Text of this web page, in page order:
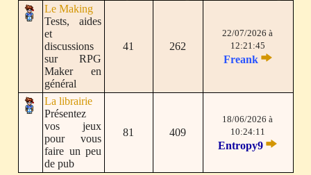
Le Making
Tests, aides
et
discussions
sur RPG
Maker en
général
41 262
22/07/2026 à
12:21:45
Freank
La librairie
Présentez
vos jeux
pour vous
faire un peu
de pub
81 409
18/06/2026 à
10:24:11
Entropy9